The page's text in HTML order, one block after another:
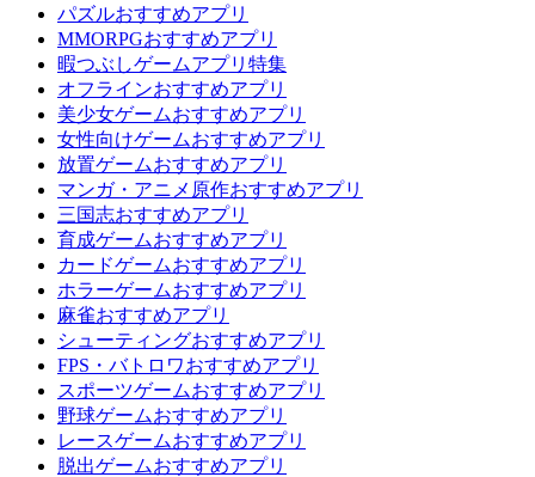
パズルおすすめアプリ
MMORPGおすすめアプリ
暇つぶしゲームアプリ特集
オフラインおすすめアプリ
美少女ゲームおすすめアプリ
女性向けゲームおすすめアプリ
放置ゲームおすすめアプリ
マンガ・アニメ原作おすすめアプリ
三国志おすすめアプリ
育成ゲームおすすめアプリ
カードゲームおすすめアプリ
ホラーゲームおすすめアプリ
麻雀おすすめアプリ
シューティングおすすめアプリ
FPS・バトロワおすすめアプリ
スポーツゲームおすすめアプリ
野球ゲームおすすめアプリ
レースゲームおすすめアプリ
脱出ゲームおすすめアプリ